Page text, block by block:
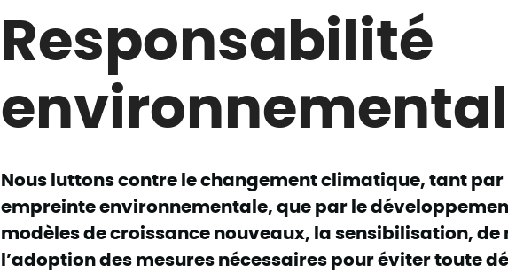
Responsabilité
Nous luttons contre le changement climatique, tant par
empreinte environnementale, que par le
modèles de croissance nouveaux, la sensibilisation, de
l’adoption des mesures nécessaires pour éviter toute